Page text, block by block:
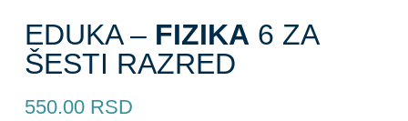
EDUKA –FIZIKA 6 ZA
ŠESTI RAZRED
550.00 RSD